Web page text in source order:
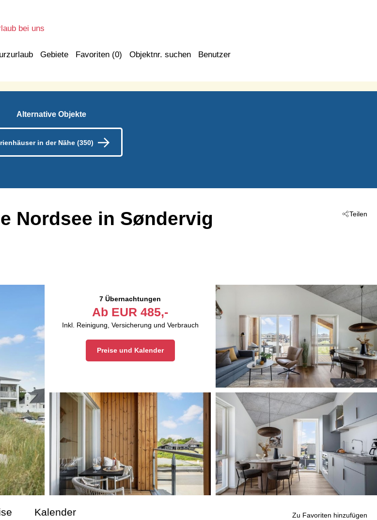
bei uns
Gebiete Favoriten (0) Objektnr. suchen Benutzer
Alternative Objekte
in der Nähe (350)
Teilen
Nordsee in Søndervig
7 Übernachtungen
Ab EUR 485,-
Inkl. Reinigung, Versicherung und Verbrauch
Preise und Kalender
Kalender Zu Favoriten hinzufügen